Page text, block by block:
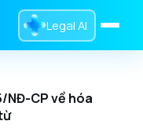
Legal AI
NĐ-CP về hóa